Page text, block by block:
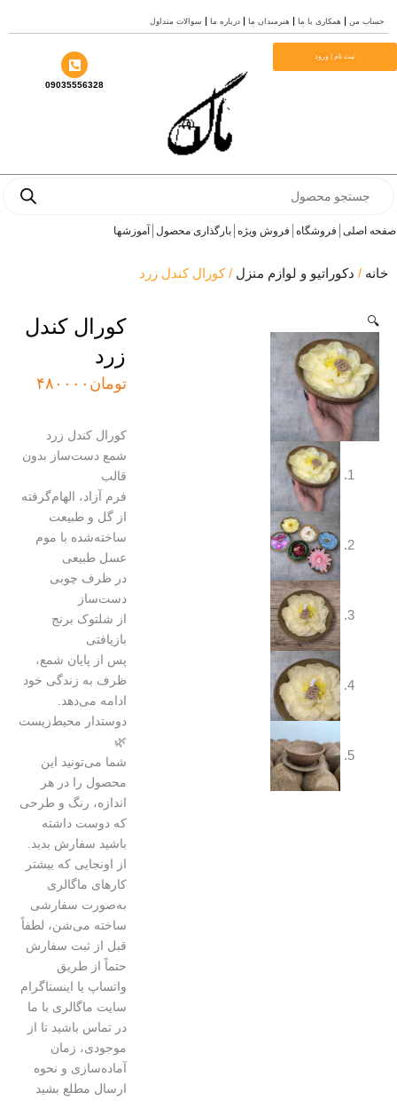
حساب من همکاری با ما هنرمندان ما درباره ما سوالات متداول
ثبت نام | ورود
09035556328
اصلی فروشگاه فروش ویژه بارگذاری محصول آموزشها
/دکوراتیو و لوازم منزل / کورال کندل زرد
کورال کندل
زرد
تومان۴۸۰۰۰۰
کورال کندل زرد
شمع دست‌ساز بدون
قالب
فرم آزاد، الهام‌گرفته
از گل و طبیعت
ساخته‌شده با موم
عسل طبیعی
در ظرف چوبی
دست‌ساز
از شلتوک برنج
بازیافتی
پس از پایان شمع،
ظرف به زندگی خود
ادامه می‌دهد.
دوستدار محیط‌زیست
شما می‌تونید این
محصول را در هر
اندازه، رنگ و طرحی
که دوست داشته
باشید سفارش بدید.
از اونجایی که بیشتر
کارهای ماگالری
به‌صورت سفارشی
ساخته می‌شن، لطفاً
قبل از ثبت سفارش
حتماً از طریق
واتساپ یا اینستاگرام
سایت ماگالری با ما
در تماس باشید تا از
موجودی، زمان
آماده‌سازی و نحوه
ارسال مطلع بشید